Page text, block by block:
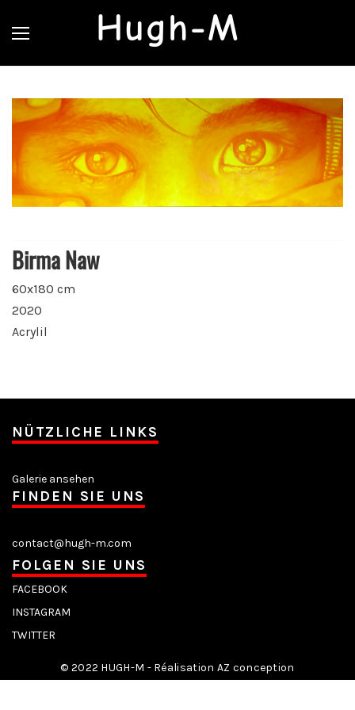
Hugh-M
Birma Naw
60x180 cm
2020
Acrylil
NÜTZLICHE LINKS
Galerie ansehen
FINDEN SIE UNS
contact@hugh-m.com
FOLGEN SIE UNS
FACEBOOK
INSTAGRAM
TWITTER
© 2022 HUGH-M - Réalisation AZ conception